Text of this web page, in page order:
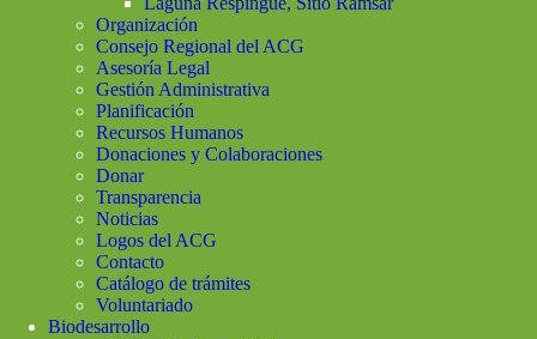
Organización
Consejo Regional del ACG
Asesoría Legal
Gestión Administrativa
Planificación
Recursos Humanos
Donaciones y Colaboraciones
Donar
Transparencia
Noticias
Logos del ACG
Contacto
Catálogo de trámites
Voluntariado
Biodesarrollo